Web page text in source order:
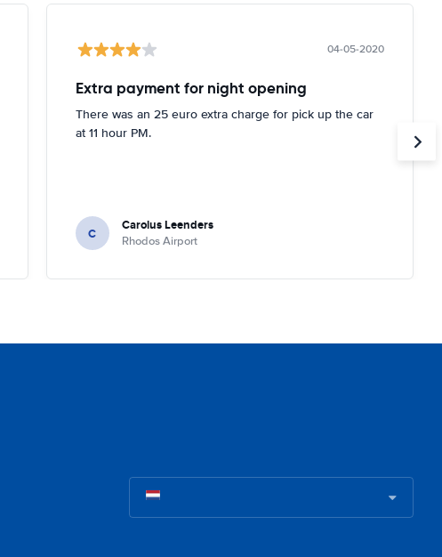
04-05-2020
Extra payment for night opening
There was an 25 euro extra charge for pick up the car
at 11 hour PM.
C Carolus Leenders
Rhodos Airport